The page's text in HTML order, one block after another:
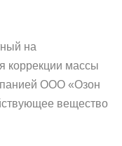
на
коррекции массы
ООО «Озон
вещество